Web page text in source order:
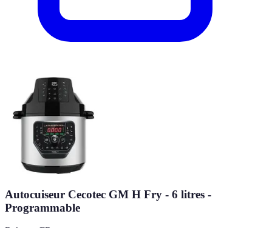
Autocuiseur Cecotec GM H Fry - 6 litres -
Programmable